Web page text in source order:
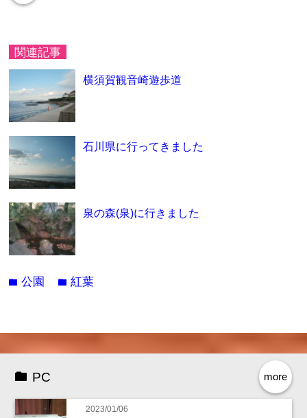
関連記事
横須賀観音崎遊歩道
石川県に行ってきました
泉の森(泉)に行きました
folder公園 folder紅葉
more
PC
2023/01/06